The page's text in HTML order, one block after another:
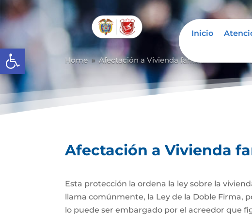
Abrir barra de herramientas
Inicio
Home 9 Afectación a Vivienda familiar
Afectación a Vivienda
Esta protección la ordena la ley sobre la
llama comúnmente, la Ley de la Doble Firma,
lo puede ser embargado por el acreedor que